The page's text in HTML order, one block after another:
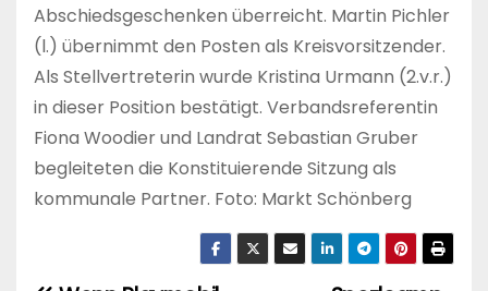
Abschiedsgeschenken überreicht. Martin Pichler
(l.) übernimmt den Posten als Kreisvorsitzender.
Als Stellvertreterin wurde Kristina Urmann (2.v.r.)
in dieser Position bestätigt. Verbandsreferentin
Fiona Woodier und Landrat Sebastian Gruber
begleiteten die Konstituierende Sitzung als
kommunale Partner. Foto: Markt Schönberg